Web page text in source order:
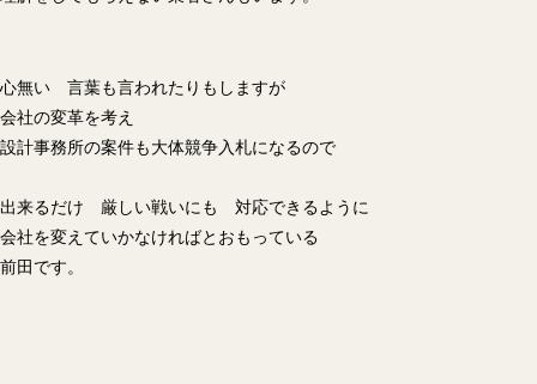
心無い 言葉も言われたりもしますが
会社の変革を考え
設計事務所の案件も大体競争入札になるので
出来るだけ 厳しい戦いにも 対応できるように
会社を変えていかなければとおもっている
前田です。